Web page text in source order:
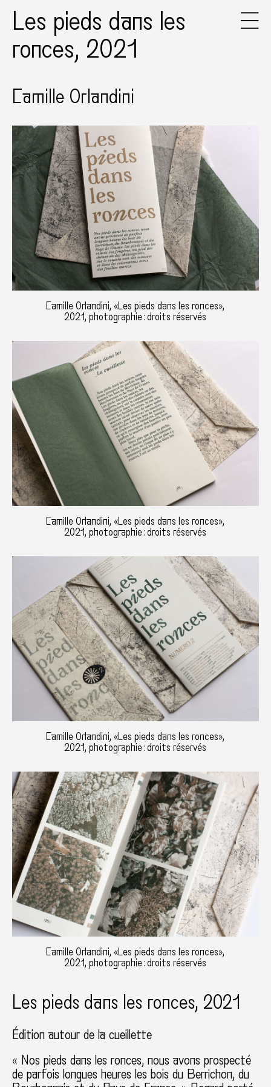
Les pieds dans les
ronces, 2021
Camille Orlandini
Camille Orlandini, «Les pieds dans les ronces»,
2021, photographie : droits réservés
Camille Orlandini, «Les pieds dans les ronces»,
2021, photographie : droits réservés
Camille Orlandini, «Les pieds dans les ronces»,
2021, photographie : droits réservés
Camille Orlandini, «Les pieds dans les ronces»,
2021, photographie : droits réservés
Les pieds dans les ronces, 2021
Édition autour de la cueillette
« Nos pieds dans les ronces, nous avons prospecté
de parfois longues heures les bois du Berrichon, du